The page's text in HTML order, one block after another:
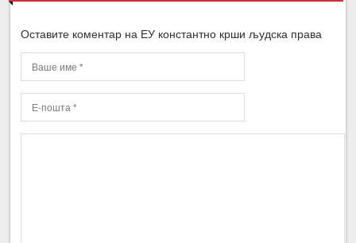
Оставите коментар на ЕУ константно крши људска права